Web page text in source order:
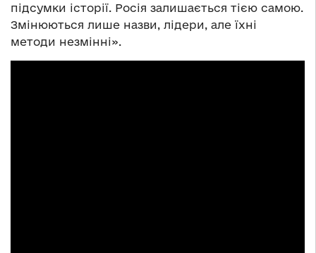
підсумки історії. Росія залишається тією самою.
Змінюються лише назви, лідери, але їхні
методи незмінні».